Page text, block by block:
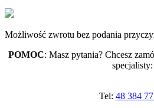
Możliwość zwrotu bez podania
POMOC: Masz pytania? Chcesz
specjalisty:
Tel: 48 384